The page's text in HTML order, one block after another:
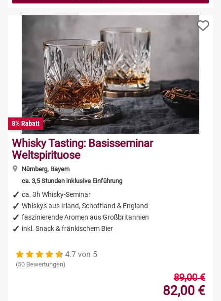
8% Rabatt
Whisky Tasting: Basisseminar
Weltspirituose
Nürnberg, Bayern
ca. 3,5 Stunden inklusive Einführung
ca. 3h Whisky-Seminar
Whiskys aus Irland, Schottland & England
faszinierende Aromen aus Großbritannien
inkl. Snack & fränkischem Bier
4.7 von 5
(50 Bewertungen)
89,00 €
82,00 €